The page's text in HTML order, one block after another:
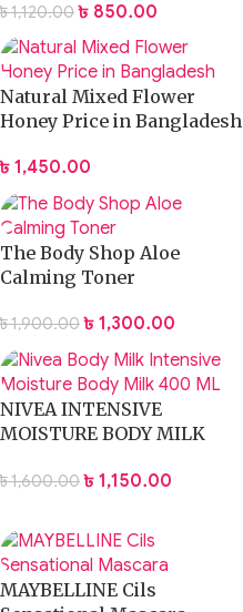
৳1,120.00 ৳ 850.00
Natural Mixed Flower
Honey Price in Bangladesh
৳ 1,450.00
The Body Shop Aloe
Calming Toner
৳1,900.00 ৳ 1,300.00
NIVEA INTENSIVE
MOISTURE BODY MILK
৳1,600.00 ৳ 1,150.00
MAYBELLINE Cils